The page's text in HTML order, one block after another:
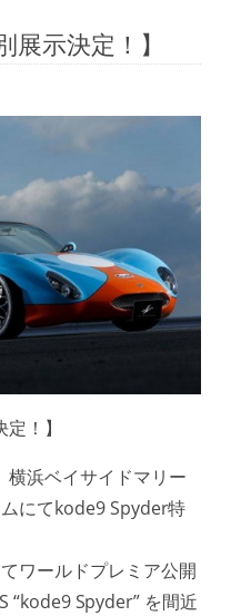
Parts＆Apparel
Contact us
展示決定！】
！】
浜ベイサイドマリー
にてkode9 Spyder特
ワールドプレミア公開
“kode9 Spyder” を間近